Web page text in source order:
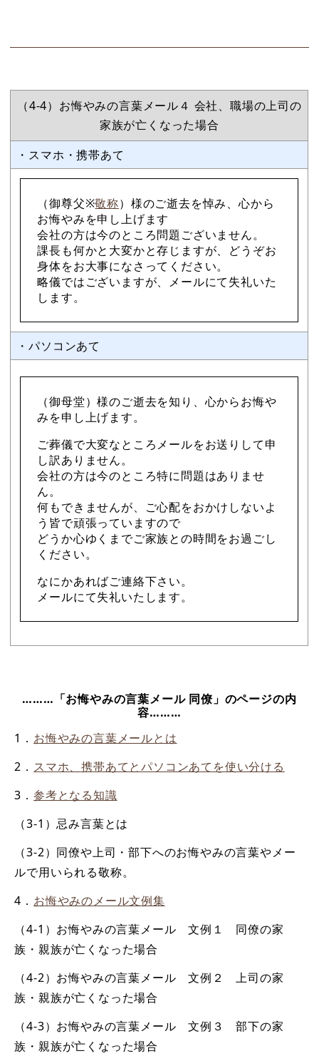
（4-4）お悔やみの言葉メール４ 会社、職場の上司の
家族が亡くなった場合
・スマホ・携帯あて
（御尊父※敬称）様のご逝去を悼み、心から
お悔やみを申し上げます
会社の方は今のところ問題ございません。
課長も何かと大変かと存じますが、どうぞお
身体をお大事になさってください。
略儀ではございますが、メールにて失礼いた
します。
・パソコンあて
（御母堂）様のご逝去を知り、心からお悔や
みを申し上げます。
ご葬儀で大変なところメールをお送りして申
し訳ありません。
会社の方は今のところ特に問題はありませ
ん。
何もできませんが、ご心配をおかけしないよ
う皆で頑張っていますので
どうか心ゆくまでご家族との時間をお過ごし
ください。
なにかあればご連絡下さい。
メールにて失礼いたします。
………「お悔やみの言葉メール 同僚」のページの内
容………
1． お悔やみの言葉メールとは
2． スマホ、携帯あてとパソコンあてを使い分ける
3． 参考となる知識
（3-1）忌み言葉とは
（3-2）同僚や上司・部下へのお悔やみの言葉やメー
ルで用いられる敬称。
4． お悔やみのメール文例集
（4-1）お悔やみの言葉メール 文例１ 同僚の家
族・親族が亡くなった場合
（4-2）お悔やみの言葉メール 文例２ 上司の家
族・親族が亡くなった場合
（4-3）お悔やみの言葉メール 文例３ 部下の家
族・親族が亡くなった場合